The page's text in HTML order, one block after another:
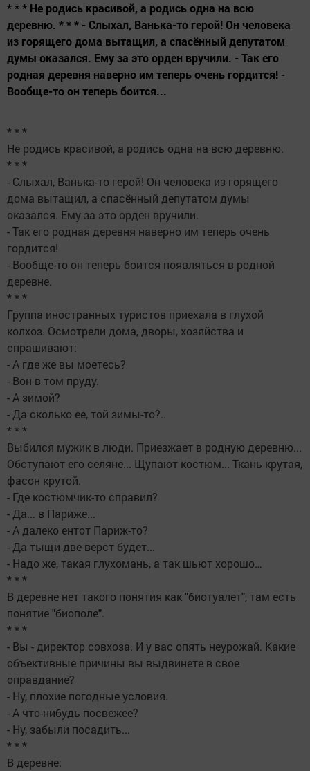
* * * Не родись красивой, а родись одна на всю
деревню. * * * - Слыхал, Ванька-то герой! Он человека
из горящего дома вытащил, а спасённый депутатом
думы оказался. Ему за это орден вручили. - Так его
родная деревня наверно им теперь очень гордится! -
Вообще-то он теперь боится...
* * *
Не родись красивой, а родись одна на всю деревню.
* * *
- Слыхал, Ванька-то герой! Он человека из горящего
дома вытащил, а спасённый депутатом думы
оказался. Ему за это орден вручили.
- Так его родная деревня наверно им теперь очень
гордится!
- Вообще-то он теперь боится появляться в родной
деревне.
* * *
Группа иностранных туристов приехала в глухой
колхоз. Осмотрели дома, дворы, хозяйства и
спрашивают:
- А где же вы моетесь?
- Вон в том пруду.
- А зимой?
- Да сколько ее, той зимы-то?..
* * *
Выбился мужик в люди. Приезжает в родную деревню...
Обступают его селяне... Щупают костюм... Ткань крутая,
фасон крутой.
- Где костюмчик-то справил?
- Да... в Париже...
- А далеко ентот Париж-то?
- Да тыщи две верст будет...
- Надо же, такая глухомань, а так шьют хорошо…
* * *
В деревне нет такого понятия как "биотуалет", там есть
понятие "биополе".
* * *
- Вы - директор совхоза. И у вас опять неурожай. Какие
объективные причины вы выдвинете в свое
оправдание?
- Ну, плохие погодные условия.
- А что-нибудь посвежее?
- Ну, забыли посадить...
* * *
В деревне: